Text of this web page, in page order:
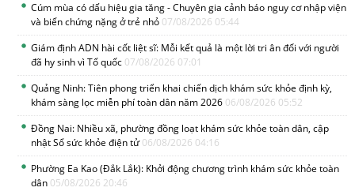
Cúm mùa có dấu hiệu gia tăng - Chuyên gia cảnh báo nguy cơ nhập viện
và biến chứng nặng ở trẻ nhỏ 07/08/2026 05:44
Giám định ADN hài cốt liệt sĩ: Mỗi kết quả là một lời tri ân đối với người
đã hy sinh vì Tổ quốc 07/08/2026 07:01
Quảng Ninh: Tiên phong triển khai chiến dịch khám sức khỏe định kỳ,
khám sàng lọc miễn phí toàn dân năm 2026 06/08/2026 05:52
Đồng Nai: Nhiều xã, phường đồng loạt khám sức khỏe toàn dân, cập
nhật Sổ sức khỏe điện tử06/08/2026 04:16
Phường Ea Kao (Đắk Lắk): Khởi động chương trình khám sức khỏe toàn
dân 05/08/2026 20:46